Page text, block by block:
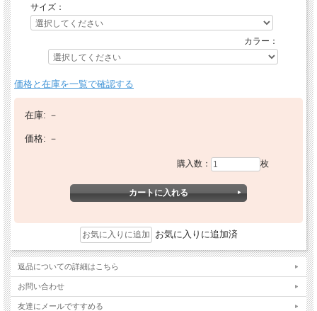
サイズ：
カラー：
価格と在庫を一覧で確認する
在庫: －
価格: －
購入数： 枚
お気に入りに追加済
返品についての詳細はこちら
お問い合わせ
友達にメールですすめる